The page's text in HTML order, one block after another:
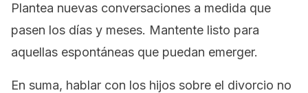
Plantea nuevas conversaciones a medida que
pasen los días y meses. Mantente listo para
aquellas espontáneas que puedan emerger.
En suma, hablar con los hijos sobre el divorcio no